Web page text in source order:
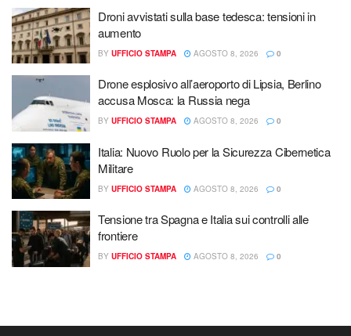
Droni avvistati sulla base tedesca: tensioni in
aumento
BY UFFICIO STAMPA AGOSTO 8, 2026 0
Drone esplosivo all’aeroporto di Lipsia, Berlino
accusa Mosca: la Russia nega
BY UFFICIO STAMPA AGOSTO 8, 2026 0
Italia: Nuovo Ruolo per la Sicurezza Cibernetica
Militare
BY UFFICIO STAMPA AGOSTO 8, 2026 0
Tensione tra Spagna e Italia sui controlli alle
frontiere
BY UFFICIO STAMPA AGOSTO 8, 2026 0